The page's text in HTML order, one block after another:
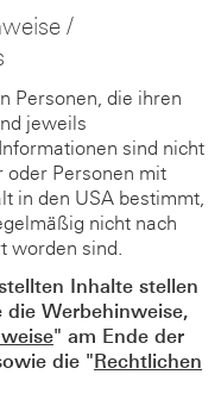
/
Personen, die ihren
jeweils
sind nicht
oder Personen mit
in den USA bestimmt,
nicht nach
worden sind.
Inhalte stellen
Werbehinweise,
" am Ende der
die "Rechtlichen